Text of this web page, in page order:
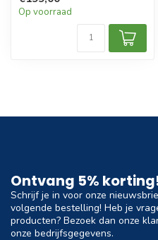
Op voorraad
Ontvang 5%
Schrijf je in voor onze
volgende bestelling! Heb je
producten? Bezoek dan onze
onze bedrijfsgegevens.